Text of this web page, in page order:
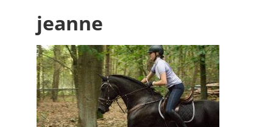
jeanne